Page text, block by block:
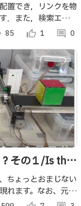
置でき，リンクを物
．また，検索エンジ
ができるため，自由
85 thumb_up_alt 1 comment 0
その１/Is this
ちょっとおまじない
れます。なお、元の